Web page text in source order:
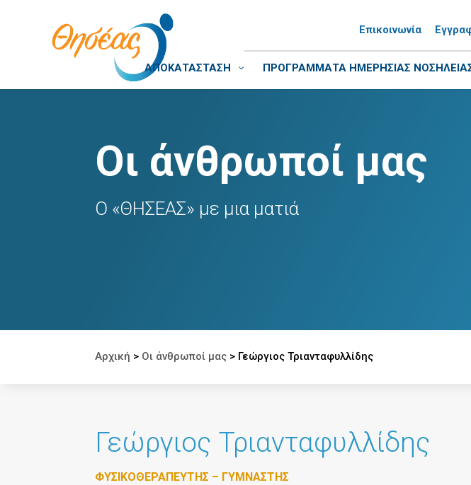
Επικοινωνία
ΑΠΟΚΑΤΑΣΤΑΣΗ ΠΡΟΓΡΑΜΜΑΤΑ ΗΜΕΡΗΣΙΑΣ
Οι άνθρωποί μας
Ο «ΘΗΣΕΑΣ» με μια ματιά
Αρχική > Οι άνθρωποί μας > Γεώργιος Τριανταφυλλίδης
Γεώργιος Τριανταφυλλίδης
ΦΥΣΙΚΟΘΕΡΑΠΕΥΤΉΣ – ΓΥΜΝΑΣΤΉΣ